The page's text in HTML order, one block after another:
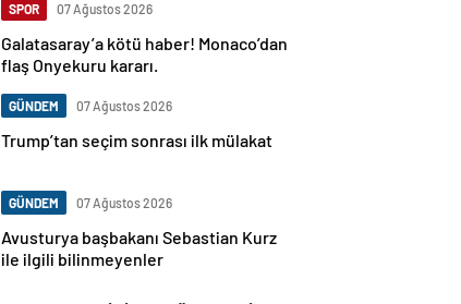
Galatasaray’a kötü haber! Monaco’dan
flaş Onyekuru kararı.
Trump’tan seçim sonrası ilk mülakat
Avusturya başbakanı Sebastian Kurz
ile ilgili bilinmeyenler